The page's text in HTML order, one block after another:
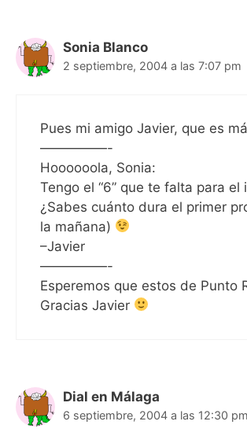
Sonia Blanco
2 septiembre, 2004 a las 7:07 pm
Pues mi amigo Javier, que es
—————-
Hoooooola, Sonia:
Tengo el “6” que te falta para el
¿Sabes cuánto dura el primer
la mañana)
–Javier
—————-
Esperemos que estos de Punto
Gracias Javier
Dial en Málaga
6 septiembre, 2004 a las 12:30 pm